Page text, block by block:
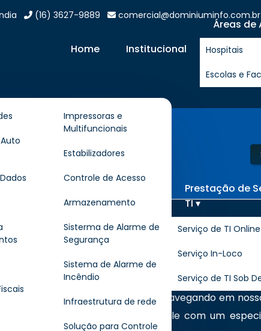
(16) 3627-9889 comercial@dominiuminfo.com.br
Home Institucional
Áreas de
Hospitais
Escolas e
Impressoras e
Multifuncionais
Estabilizadores
Controle de Acesso
Armazenamento
Sisterma de Alarme de
Segurança
Sistema de Alarme de
Incêndio
Infraestrutura de rede
Solução para Controle
Prestação de
TI ▾
Serviço de TI Online
Serviço In-Loco
Serviço de TI Sob
Araguari
em Araguari
lugar onde encontrarLocação de Totem
de alta qualidade, soluções agregadas em
o lugar certo! Seja bem-vindo a Dominium
de informática, oferecendo o que há de mais
nossas soluções? Continue navegando em
canais de comunicação e fale com um